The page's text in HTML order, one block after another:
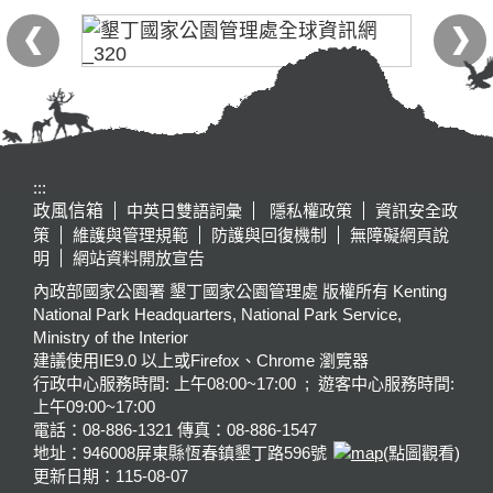
:::
政風信箱
中英日雙語詞彙 隱私權政策
資訊安全政
策
維護與管理規範 防護與回復機制
無障礙網頁說
明
網站資料開放宣告
內政部國家公園署 墾丁國家公園管理處 版權所有 Kenting
National Park Headquarters, National Park Service,
Ministry of the Interior
建議使用IE9.0 以上或Firefox、Chrome 瀏覽器
行政中心服務時間: 上午08:00~17:00 ; 遊客中心服務時間:
上午09:00~17:00
電話：08-886-1321 傳真：08-886-1547
地址：946008屏東縣恆春鎮墾丁路596號
(點圖觀看)
更新日期： 115-08-07